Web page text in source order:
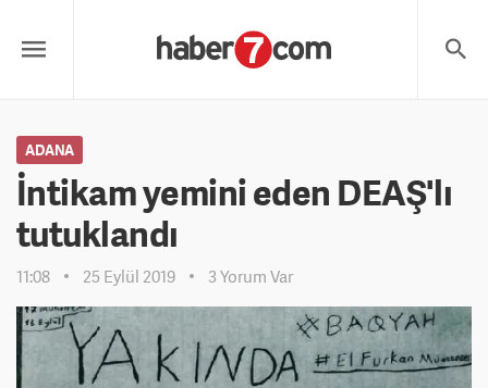
ADANA
İntikam yemini eden DEAŞ'lı
tutuklandı
11:08 25 Eylül 2019 3 Yorum Var